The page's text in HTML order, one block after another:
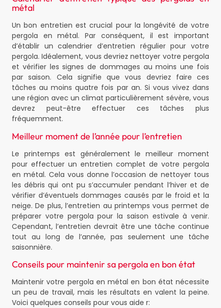
métal
Un bon entretien est crucial pour la longévité de votre
pergola en métal. Par conséquent, il est important
d’établir un calendrier d’entretien régulier pour votre
pergola. Idéalement, vous devriez nettoyer votre pergola
et vérifier les signes de dommages au moins une fois
par saison. Cela signifie que vous devriez faire ces
tâches au moins quatre fois par an. Si vous vivez dans
une région avec un climat particulièrement sévère, vous
devrez peut-être effectuer ces tâches plus
fréquemment.
Meilleur moment de l’année pour l’entretien
Le printemps est généralement le meilleur moment
pour effectuer un entretien complet de votre pergola
en métal. Cela vous donne l’occasion de nettoyer tous
les débris qui ont pu s’accumuler pendant l’hiver et de
vérifier d’éventuels dommages causés par le froid et la
neige. De plus, l’entretien au printemps vous permet de
préparer votre pergola pour la saison estivale à venir.
Cependant, l’entretien devrait être une tâche continue
tout au long de l’année, pas seulement une tâche
saisonnière.
Conseils pour maintenir sa pergola en bon état
Maintenir votre pergola en métal en bon état nécessite
un peu de travail, mais les résultats en valent la peine.
Voici quelques conseils pour vous aide r: